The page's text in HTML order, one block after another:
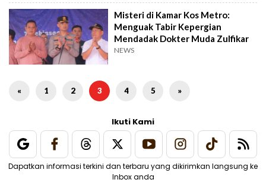
Misteri di Kamar Kos Metro:
Menguak Tabir Kepergian
Mendadak Dokter Muda Zulfikar
NEWS
« 1 2 3 4 5 »
Ikuti Kami
Dapatkan informasi terkini dan terbaru yang dikirimkan langsung ke
Inbox anda